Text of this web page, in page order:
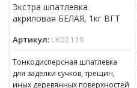
Экстра шпатлевка
акриловая БЕЛАЯ, 1кг ВГТ
Артикул: LK02119
Тонкодисперсная шпатлевка
для заделки сучков, трещин,
иных деревянных поверхностей